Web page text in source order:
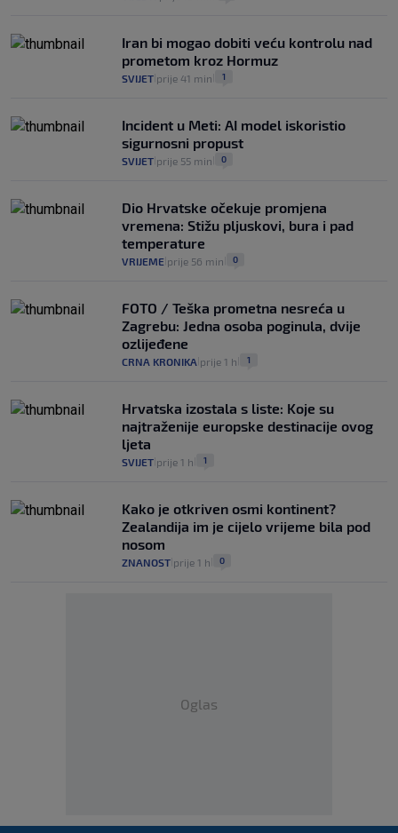
Iran bi mogao dobiti veću kontrolu nad
prometom kroz Hormuz
SVIJET prije 41 min 1
Incident u Meti: AI model iskoristio
sigurnosni propust
SVIJET prije 55 min 0
Dio Hrvatske očekuje promjena
vremena: Stižu pljuskovi, bura i pad
temperature
VRIJEME prije 56 min 0
FOTO / Teška prometna nesreća u
Zagrebu: Jedna osoba poginula, dvije
ozlijeđene
CRNA KRONIKA prije 1 h 1
Hrvatska izostala s liste: Koje su
najtraženije europske destinacije ovog
ljeta
SVIJET prije 1 h 1
Kako je otkriven osmi kontinent?
Zealandija im je cijelo vrijeme bila pod
nosom
ZNANOST prije 1 h 0
Oglas